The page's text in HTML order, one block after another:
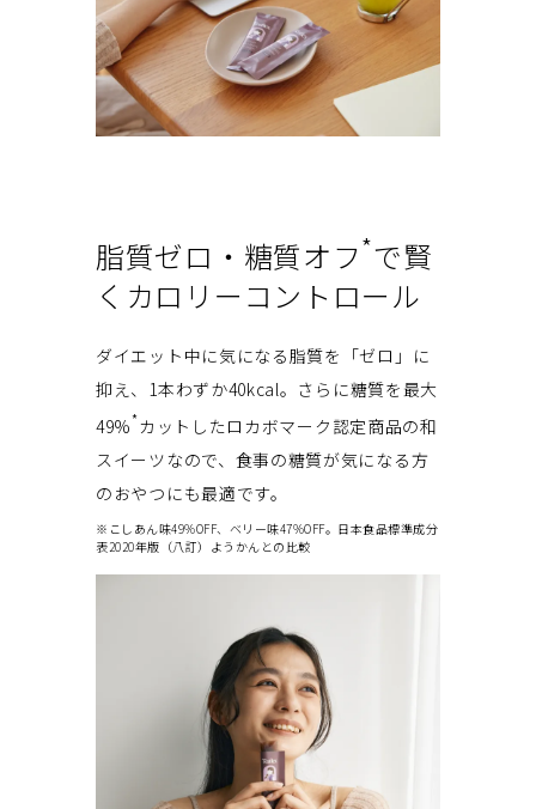
脂質ゼロ・糖質オフ*で賢
くカロリーコントロール
ダイエット中に気になる脂質を「ゼロ」に
抑え、1本わずか40kcal。さらに糖質を最大
49%*カットしたロカボマーク認定商品の和
スイーツなので、食事の糖質が気になる方
のおやつにも最適です。
※こしあん味49%OFF、ベリー味47%OFF。日本食品標準成分
表2020年版（八訂）ようかんとの比較